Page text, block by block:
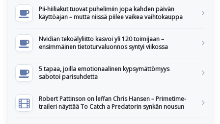
Pii-hiiliakut tuovat puhelimiin jopa kahden päivän
käyttöajan – mutta niissä piilee vaikea vaihtokauppa
Nvidian tekoälyliitto kasvoi yli 120 toimijaan –
ensimmäinen tietoturvaluonnos syntyi viikossa
5 tapaa, joilla emotionaalinen kypsymättömyys
sabotoi parisuhdetta
Robert Pattinson on leffan Chris Hansen – Primetime-
traileri näyttää To Catch a Predatorin synkän nousun